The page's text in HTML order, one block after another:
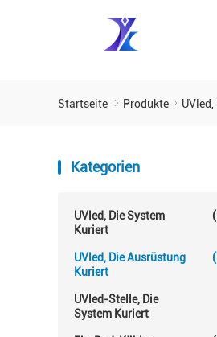
Startseite Produkte
Kategorien
UVled, Die System
Kuriert
UVled, Die Ausrüstung
Kuriert
UVled-Stelle, Die
System Kuriert